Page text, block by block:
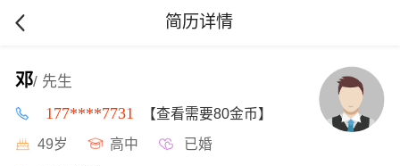
简历详情
邓/ 先生
177****7731 【查看需要80金币】
49岁 高中 已婚